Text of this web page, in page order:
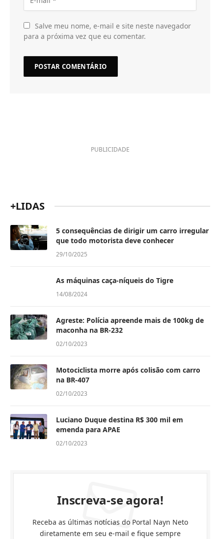
Salve meu nome, e-mail e site neste navegador
para a próxima vez que eu comentar.
PUBLICIDADE
+LIDAS
5 consequências de dirigir um carro irregular
que todo motorista deve conhecer
29/10/2025
As máquinas caça-níqueis do Tigre
14/08/2024
Agreste: Polícia apreende mais de 100kg de
maconha na BR-232
02/10/2023
Motociclista morre após colisão com carro
na BR-407
02/10/2023
Luciano Duque destina R$ 300 mil em
emenda para APAE
02/10/2023
Inscreva-se agora!
Receba as últimas notícias do Portal Nayn Neto
diretamente em seu e-mail e fique sempre